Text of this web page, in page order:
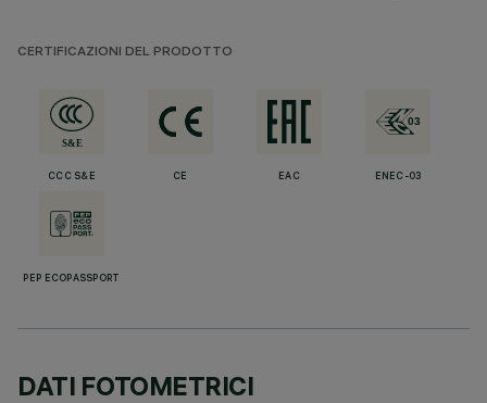
CERTIFICAZIONI DEL PRODOTTO
CCC S&E CE EAC ENEC-03
PEP ECOPASSPORT
DATI FOTOMETRICI